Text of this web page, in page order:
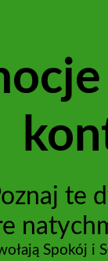
te
Spokój i